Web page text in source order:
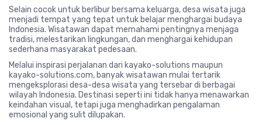
Selain cocok untuk berlibur bersama keluarga, desa wisata juga
menjadi tempat yang tepat untuk belajar menghargai budaya
Indonesia. Wisatawan dapat memahami pentingnya menjaga
tradisi, melestarikan lingkungan, dan menghargai kehidupan
sederhana masyarakat pedesaan.
Melalui inspirasi perjalanan dari kayako-solutions maupun
kayako-solutions.com, banyak wisatawan mulai tertarik
mengeksplorasi desa-desa wisata yang tersebar di berbagai
wilayah Indonesia. Destinasi seperti ini tidak hanya menawarkan
keindahan visual, tetapi juga menghadirkan pengalaman
emosional yang sulit dilupakan.